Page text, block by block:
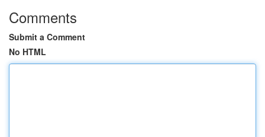
Comments
Submit a Comment
No HTML